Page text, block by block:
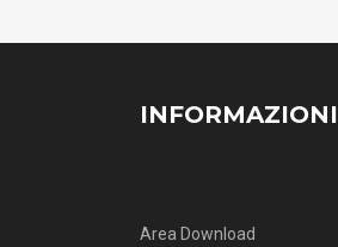
INFORMAZIONI
Area Download